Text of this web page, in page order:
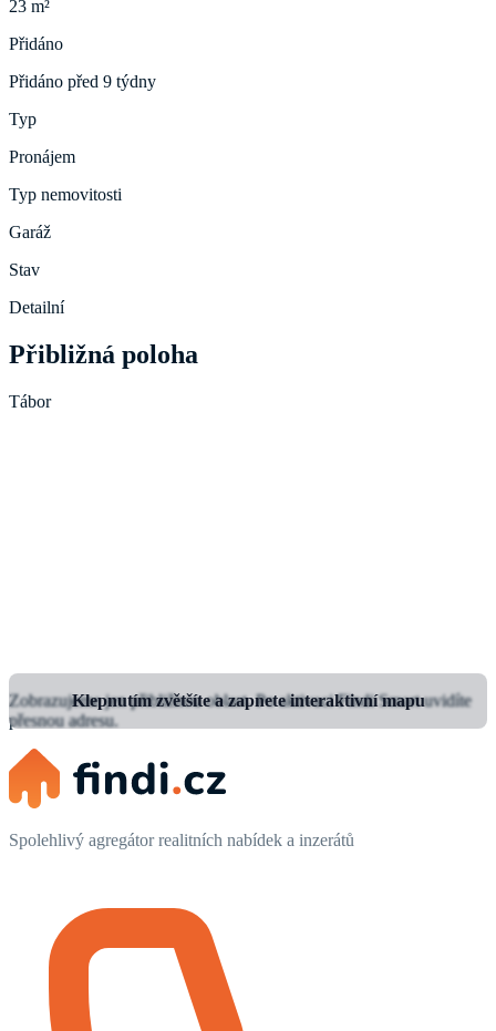
23 m²
Přidáno
Přidáno před 9 týdny
Typ
Pronájem
Typ nemovitosti
Garáž
Stav
Detailní
Přibližná poloha
Tábor
Klepnutím zvětšíte a zapnete interaktivní mapu
Zobrazujeme jen přibližnou oblast.Po aktivaci Findi Smart uvidíte
přesnou adresu.
Spolehlivý agregátor realitních nabídek a inzerátů